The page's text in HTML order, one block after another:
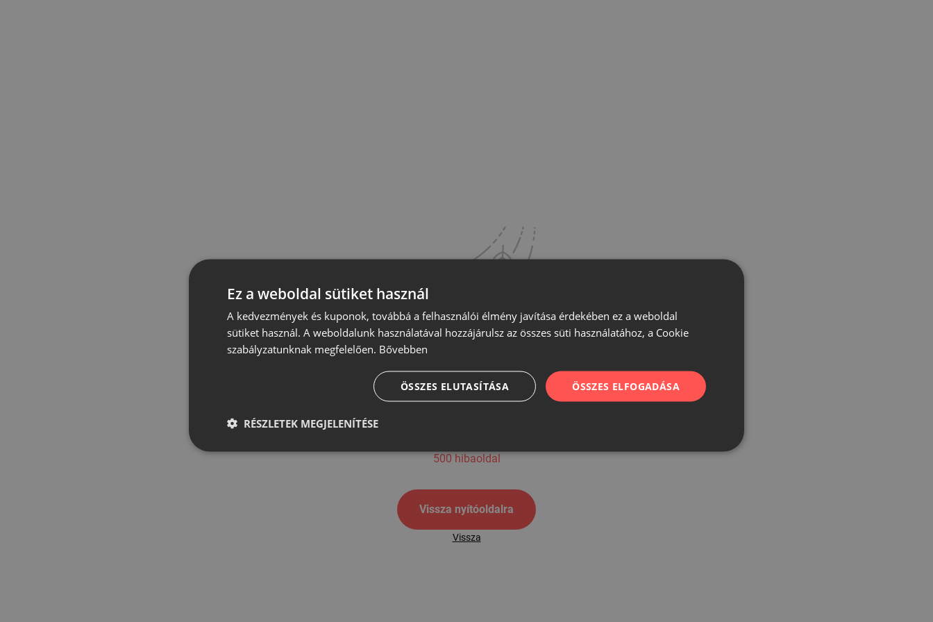
500
500 hibaoldal
Vissza nyítóoldalra
Vissza
Ez a weboldal sütiket használ
A kedvezmények és kuponok, továbbá a felhasználói élmény javítása érdekében ez a weboldal
sütiket használ. A weboldalunk használatával hozzájárulsz az összes süti használatához, a Cookie
szabályzatunknak megfelelően. Bővebben
ÖSSZES ELFOGADÁSA
ÖSSZES ELUTASÍTÁSA
RÉSZLETEK MEGJELENÍTÉSE